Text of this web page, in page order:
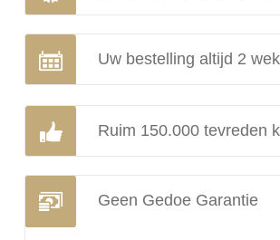
Uw bestelling altijd 2
Ruim 150.000 tevreden
Geen Gedoe Garantie